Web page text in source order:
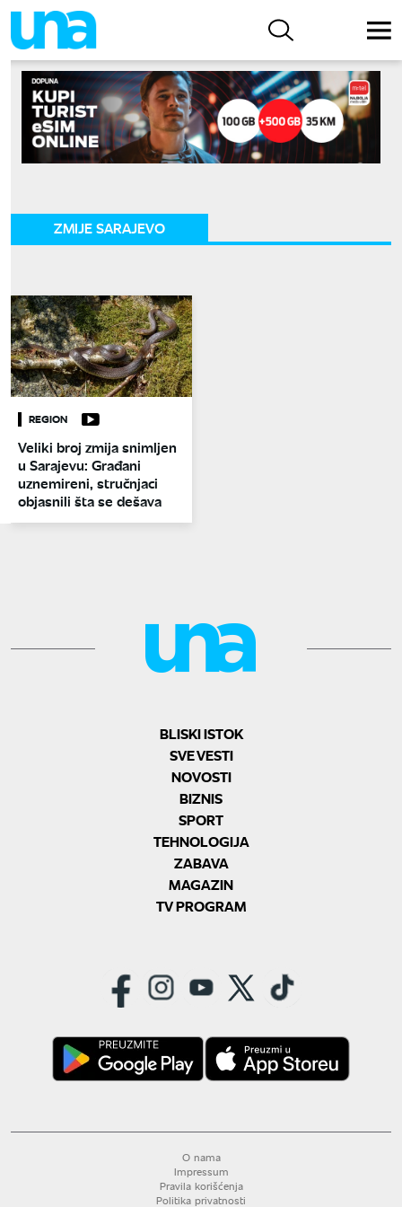
ZMIJE SARAJEVO
REGION
Veliki broj zmija snimljen
u Sarajevu: Građani
uznemireni, stručnjaci
objasnili šta se dešava
BLISKI ISTOK
SVE VESTI
NOVOSTI
BIZNIS
SPORT
TEHNOLOGIJA
ZABAVA
MAGAZIN
TV PROGRAM
O nama
Impressum
Pravila korišćenja
Politika privatnosti